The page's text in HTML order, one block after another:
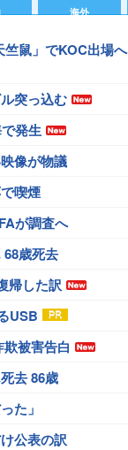
海外
竺鼠」でKOC出場へ
突っ込む
発生
像が物議
喫煙
が調査へ
歳死去
帰した訳
USB
被害告白
去 86歳
た」
公表の訳